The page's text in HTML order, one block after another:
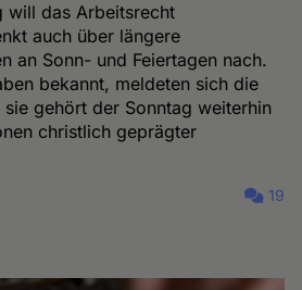
will das Arbeitsrecht
auch über längere
an Sonn- und Feiertagen nach.
bekannt, meldeten sich die
gehört der Sonntag weiterhin
christlich geprägter
19